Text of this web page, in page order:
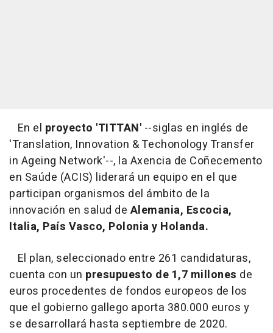
En el proyecto 'TITTAN' --siglas en inglés de
'Translation, Innovation & Techonology Transfer
in Ageing Network'--, la Axencia de Coñecemento
en Saúde (ACIS) liderará un equipo en el que
participan organismos del ámbito de la
innovación en salud de Alemania, Escocia,
Italia, País Vasco, Polonia y Holanda.
El plan, seleccionado entre 261 candidaturas,
cuenta con un presupuesto de 1,7 millones de
euros procedentes de fondos europeos de los
que el gobierno gallego aporta 380.000 euros y
se desarrollará hasta septiembre de 2020.